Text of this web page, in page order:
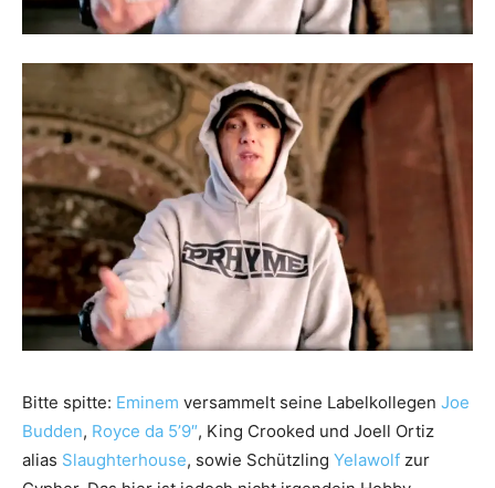
Bitte spitte: Eminem versammelt seine Labelkollegen Joe
Budden, Royce da 5’9″, King Crooked und Joell Ortiz
alias Slaughterhouse, sowie Schützling Yelawolf zur